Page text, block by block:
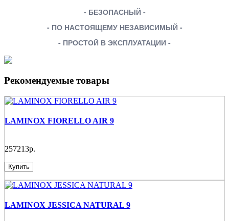
- БЕЗОПАСНЫЙ -
- ПО НАСТОЯЩЕМУ НЕЗАВИСИМЫЙ -
- ПРОСТОЙ В ЭКСПЛУАТАЦИИ -
Рекомендуемые товары
LAMINOX FIORELLO AIR 9
257213р.
Купить
LAMINOX JESSICA NATURAL 9